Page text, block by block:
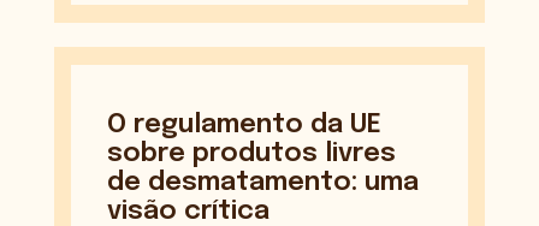
O regulamento da UE
sobre produtos livres
de desmatamento: uma
visão crítica